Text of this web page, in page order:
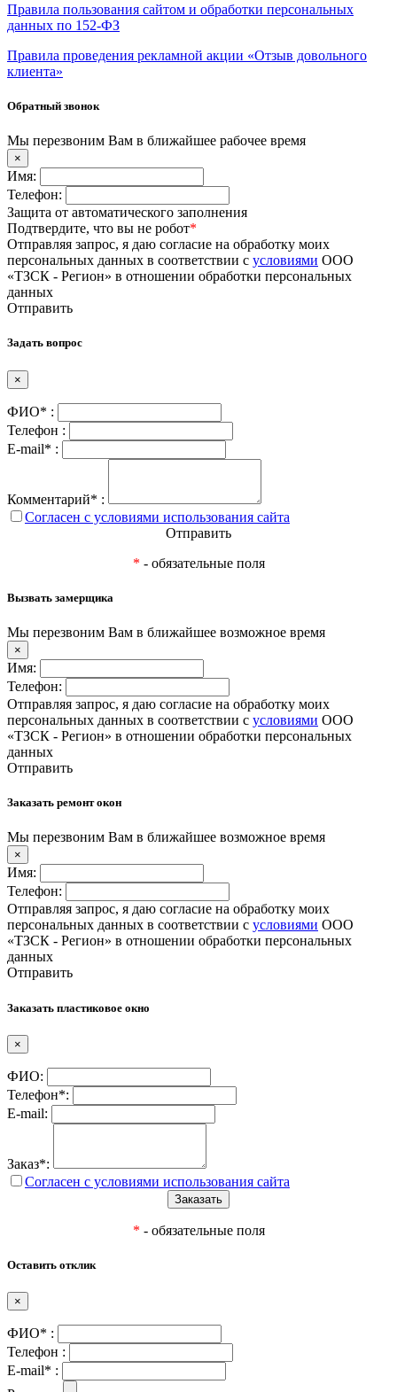
Правила пользования сайтом и обработки персональных
данных по 152-ФЗ
Правила проведения рекламной акции «Отзыв довольного
клиента»
Обратный звонок
Мы перезвоним Вам в ближайшее рабочее время
×
Имя:
Телефон:
Защита от автоматического заполнения
Подтвердите, что вы не робот*
Отправляя запрос, я даю согласие на обработку моих
персональных данных в соответствии с условиями ООО
«ТЗСК - Регион» в отношении обработки персональных
данных
Отправить
Задать вопрос
×
ФИО* :
Телефон :
E-mail* :
Комментарий* :
Согласен с условиями использования сайта
Отправить
* - обязательные поля
Вызвать замерщика
Мы перезвоним Вам в ближайшее возможное время
×
Имя:
Телефон:
Отправляя запрос, я даю согласие на обработку моих
персональных данных в соответствии с условиями ООО
«ТЗСК - Регион» в отношении обработки персональных
данных
Отправить
Заказать ремонт окон
Мы перезвоним Вам в ближайшее возможное время
×
Имя:
Телефон:
Отправляя запрос, я даю согласие на обработку моих
персональных данных в соответствии с условиями ООО
«ТЗСК - Регион» в отношении обработки персональных
данных
Отправить
Заказать пластиковое окно
×
ФИО:
Телефон*:
E-mail:
Заказ*:
Согласен с условиями использования сайта
* - обязательные поля
Оставить отклик
×
ФИО* :
Телефон :
E-mail* :